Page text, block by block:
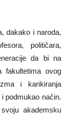
dakako i naroda,
političara,
da bi na
fakultetima ovog
i karikiranja
podmukao način.
akademsku